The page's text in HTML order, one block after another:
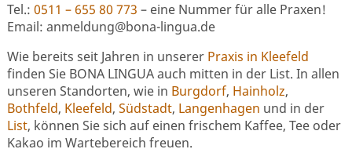
Tel.: 0511 – 655 80 773 – eine Nummer für alle Praxen!
Email: anmeldung@bona-lingua.de
Wie bereits seit Jahren in unserer Praxis in Kleefeld
finden Sie BONA LINGUA auch mitten in der List. In allen
unseren Standorten, wie in Burgdorf, Hainholz,
Bothfeld, Kleefeld, Südstadt, Langenhagen und in der
List, können Sie sich auf einen frischem Kaffee, Tee oder
Kakao im Wartebereich freuen.